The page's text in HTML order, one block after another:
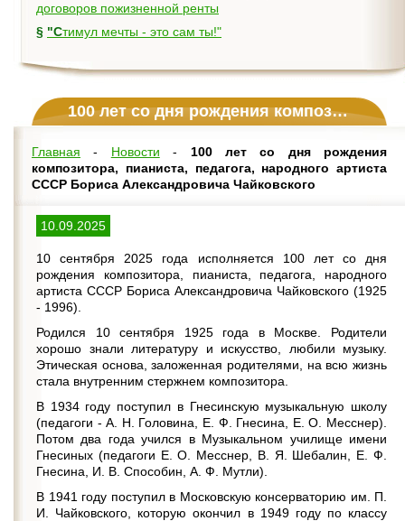
договоров пожизненной ренты
§
"Стимул мечты - это сам ты!"
100 лет со дня рождения композитора, пианиста, педагога, народного артиста СССР Бориса Александровича Чайковского
Главная - Новости - 100 лет со дня рождения
композитора, пианиста, педагога, народного артиста
СССР Бориса Александровича Чайковского
10.09.2025
10 сентября 2025 года исполняется 100 лет со дня
рождения композитора, пианиста, педагога, народного
артиста СССР Бориса Александровича Чайковского (1925
- 1996).
Родился 10 сентября 1925 года в Москве. Родители
хорошо знали литературу и искусство, любили музыку.
Этическая основа, заложенная родителями, на всю жизнь
стала внутренним стержнем композитора.
В 1934 году поступил в Гнесинскую музыкальную школу
(педагоги - А. Н. Головина, Е. Ф. Гнесина, Е. О. Месснер).
Потом два года учился в Музыкальном училище имени
Гнесиных (педагоги Е. О. Месснер, В. Я. Шебалин, Е. Ф.
Гнесина, И. В. Способин, А. Ф. Мутли).
В 1941 году поступил в Московскую консерваторию им. П.
И. Чайковского, которую окончил в 1949 году по классу